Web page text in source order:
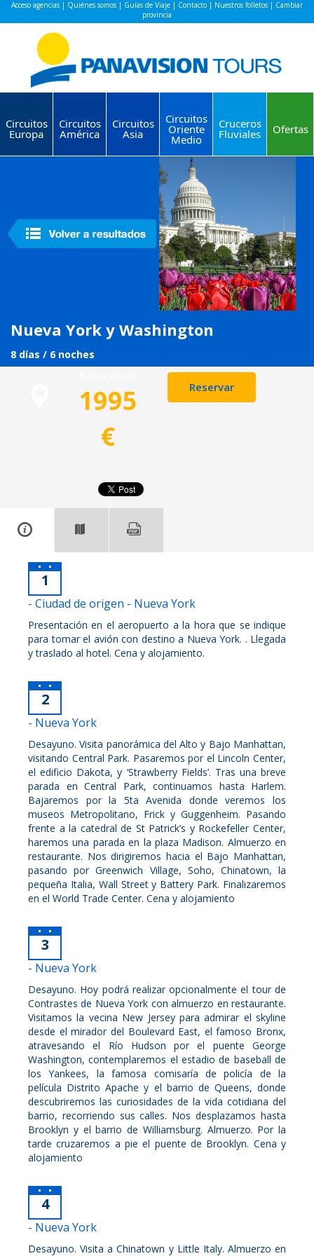
Acceso agencias | Quiénes somos | Guías de Viaje | Contacto | Nuestros folletos | Cambiar
provincia
Circuitos
Europa
Circuitos
América
Circuitos
Asia
Circuitos
Oriente
Medio
Cruceros
Fluviales Ofertas
Nueva York y Washington
8 días / 6 noches
1995
€
Reservar
1
- Ciudad de origen - Nueva York
Presentación en el aeropuerto a la hora que se indique
para tomar el avión con destino a Nueva York. . Llegada
y traslado al hotel. Cena y alojamiento.
2
- Nueva York
Desayuno. Visita panorámica del Alto y Bajo Manhattan,
visitando Central Park. Pasaremos por el Lincoln Center,
el edificio Dakota, y ‘Strawberry Fields’. Tras una breve
parada en Central Park, continuamos hasta Harlem.
Bajaremos por la 5ta Avenida donde veremos los
museos Metropolitano, Frick y Guggenheim. Pasando
frente a la catedral de St Patrick’s y Rockefeller Center,
haremos una parada en la plaza Madison. Almuerzo en
restaurante. Nos dirigiremos hacia el Bajo Manhattan,
pasando por Greenwich Village, Soho, Chinatown, la
pequeña Italia, Wall Street y Battery Park. Finalizaremos
en el World Trade Center. Cena y alojamiento
3
- Nueva York
Desayuno. Hoy podrá realizar opcionalmente el tour de
Contrastes de Nueva York con almuerzo en restaurante.
Visitamos la vecina New Jersey para admirar el skyline
desde el mirador del Boulevard East, el famoso Bronx,
atravesando el Río Hudson por el puente George
Washington, contemplaremos el estadio de baseball de
los Yankees, la famosa comisaría de policía de la
película Distrito Apache y el barrio de Queens, donde
descubriremos las curiosidades de la vida cotidiana del
barrio, recorriendo sus calles. Nos desplazamos hasta
Brooklyn y el barrio de Williamsburg. Almuerzo. Por la
tarde cruzaremos a pie el puente de Brooklyn. Cena y
alojamiento
4
- Nueva York
Desayuno. Visita a Chinatown y Little Italy. Almuerzo en